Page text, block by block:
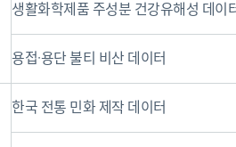
생활화학제품 주성분 건강유해성 데이
용접·용단 불티 비산 데이터
한국 전통 민화 제작 데이터